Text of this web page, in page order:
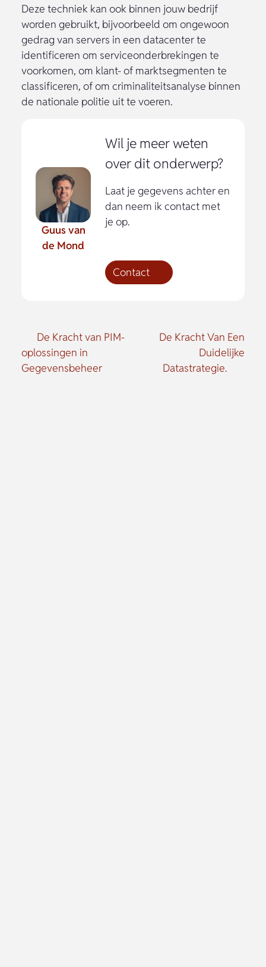
Deze techniek kan ook binnen jouw bedrijf
worden gebruikt, bijvoorbeeld om ongewoon
gedrag van servers in een datacenter te
identificeren om serviceonderbrekingen te
voorkomen, om klant- of marktsegmenten te
classificeren, of om criminaliteitsanalyse binnen
de nationale politie uit te voeren.
Guus van
de Mond
Wil je meer weten
over dit onderwerp?
Laat je gegevens achter en
dan neem ik contact met
je op.
Contact
De Kracht van PIM-
oplossingen in
Gegevensbeheer
De Kracht Van Een
Duidelijke
Datastrategie.